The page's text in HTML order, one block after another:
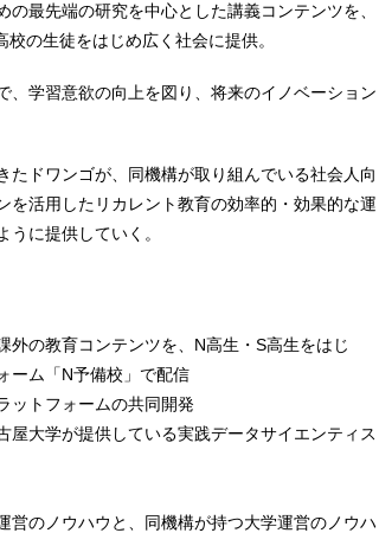
最先端の研究を中心とした講義コンテンツを、
の生徒をはじめ広く社会に提供。
学習意欲の向上を図り、将来のイノベーション
ドワンゴが、同機構が取り組んでいる社会人向
を活用したリカレント教育の効率的・効果的な運
に提供していく。
の教育コンテンツを、N高生・S高生をはじ
ーム「N予備校」で配信
ットフォームの共同開発
屋大学が提供している実践データサイエンティス
営のノウハウと、同機構が持つ大学運営のノウハ